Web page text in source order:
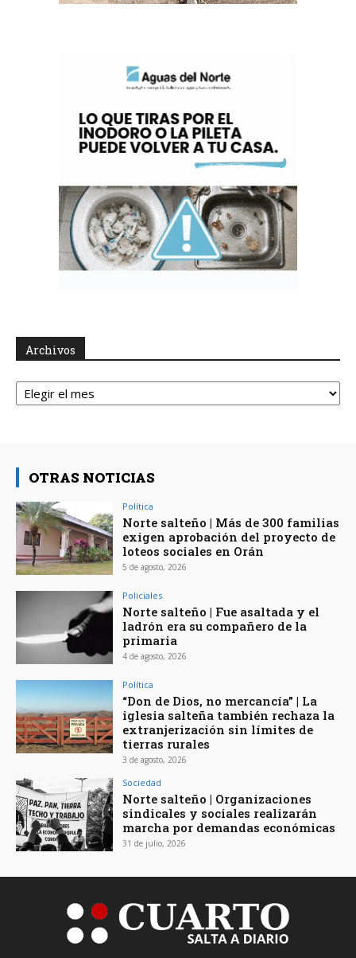
Archivos
Archivos
OTRAS NOTICIAS
Política
Norte salteño | Más de 300 familias
exigen aprobación del proyecto de
loteos sociales en Orán
5 de agosto, 2026
Policiales
Norte salteño | Fue asaltada y el
ladrón era su compañero de la
primaria
4 de agosto, 2026
Política
“Don de Dios, no mercancía” | La
iglesia salteña también rechaza la
extranjerización sin límites de
tierras rurales
3 de agosto, 2026
Sociedad
Norte salteño | Organizaciones
sindicales y sociales realizarán
marcha por demandas económicas
31 de julio, 2026